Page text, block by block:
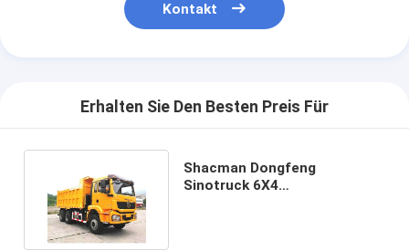
Kontakt
Erhalten Sie Den Besten Preis Für
Shacman Dongfeng
Sinotruck 6X4